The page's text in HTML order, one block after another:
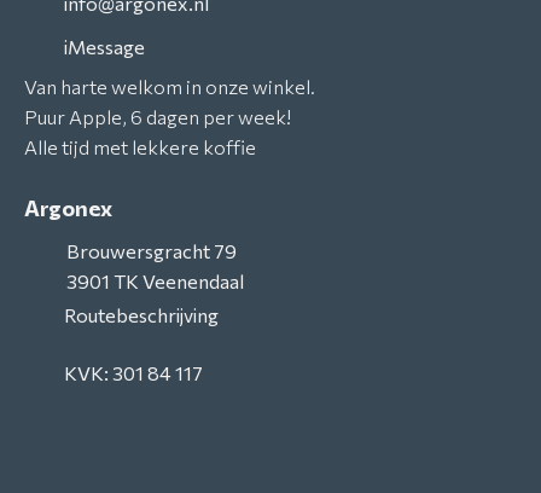
iMessage
Van harte welkom in onze winkel.
Puur Apple, 6 dagen per week!
Alle tijd met lekkere koffie
Argonex
Brouwersgracht 79
3901 TK Veenendaal
Routebeschrijving
KVK: 301 84 117